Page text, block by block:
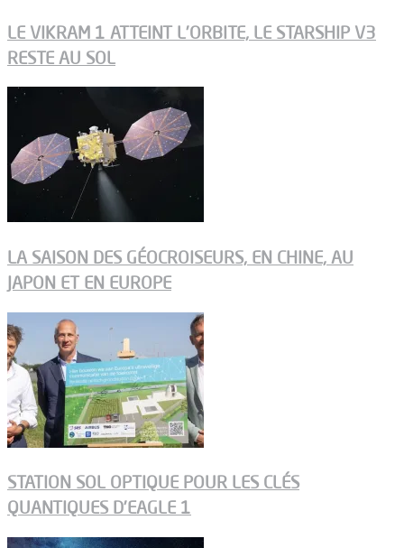
LE VIKRAM 1 ATTEINT L’ORBITE, LE STARSHIP V3
RESTE AU SOL
LA SAISON DES GÉOCROISEURS, EN CHINE, AU
JAPON ET EN EUROPE
STATION SOL OPTIQUE POUR LES CLÉS
QUANTIQUES D’EAGLE 1